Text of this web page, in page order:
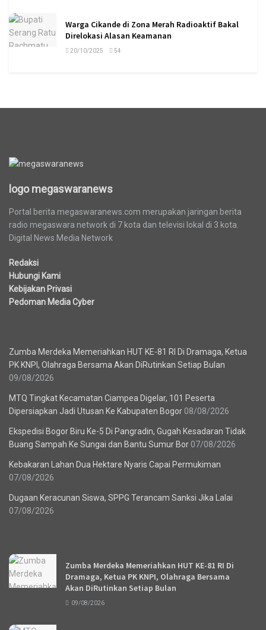
Warga Cikande di Zona Merah Radioaktif Bakal
Direlokasi Alasan Keamanan
20/10/2025 54
logo megaswaranews
Portal berita megaswaranews.com merupakan jaringan berita
radio megaswara network di 7 kota dan televisi lokal di 3 kota.
Digital News Media Network
Redaksi
Hubungi Kami
Kebijakan Privasi
Pedoman Media Cyber
Zumba Merdeka Memeriahkan HUT KE-81 RI Di Dramaga, Ketua
PK KNPI, Olahraga Bersama Akan DiRutinkan Setiap Bulan
09/08/2026
MTQ Tingkat Kecamatan Ciampea Digelar, 101 Peserta
Dipersiapkan Jadi Utusan Ke Kabupaten Bogor 08/08/2026
Ekspedisi Bogor Biru Ke-5 Di Pangradin, Gugah Kesadaran Tidak
Buang Sampah Ke Sungai dan Bantu Sumur Bor 07/08/2026
Kebakaran Lahan Dua Hektare Nyaris Capai Permukiman
07/08/2026
Dugaan Keracunan Siswa, SPPG Terancam Sanksi Jika Lalai
07/08/2026
Zumba Merdeka Memeriahkan HUT KE-81 RI Di
Dramaga, Ketua PK KNPI, Olahraga Bersama
Akan DiRutinkan Setiap Bulan
09/08/2026